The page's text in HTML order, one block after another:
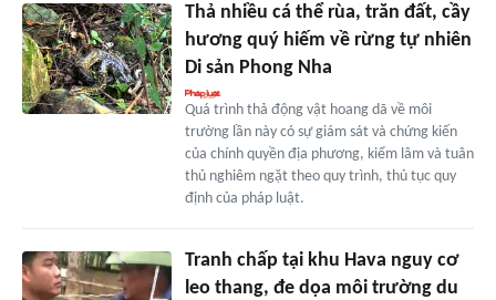
Thả nhiều cá thể rùa, trăn đất, cầy
hương quý hiếm về rừng tự nhiên
Di sản Phong Nha
Quá trình thả động vật hoang dã về môi
trường lần này có sự giám sát và chứng kiến
của chính quyền địa phương, kiểm lâm và tuân
thủ nghiêm ngặt theo quy trình, thủ tục quy
định của pháp luật.
Tranh chấp tại khu Hava nguy cơ
leo thang, đe dọa môi trường du